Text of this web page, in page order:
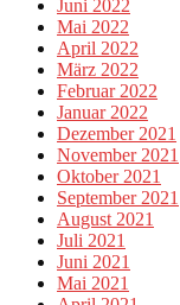
Juni 2022
Mai 2022
April 2022
März 2022
Februar 2022
Januar 2022
Dezember 2021
November 2021
Oktober 2021
September 2021
August 2021
Juli 2021
Juni 2021
Mai 2021